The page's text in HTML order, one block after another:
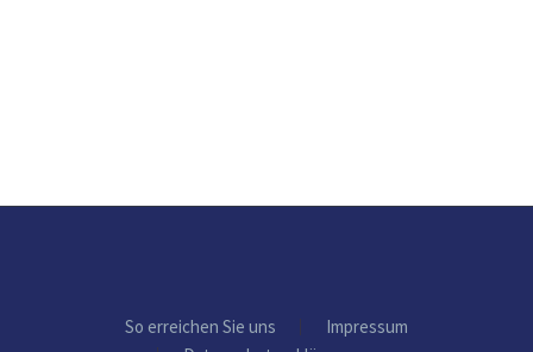
So erreichen Sie uns
Impressum